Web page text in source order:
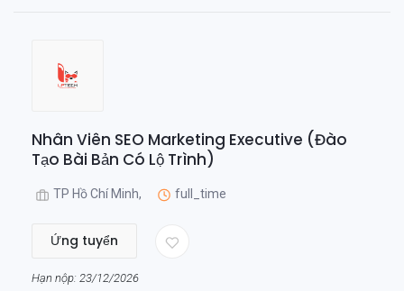
Nhân Viên SEO Marketing Executive (Đào
Tạo Bài Bản Có Lộ Trình)
TP Hồ Chí Minh, full_time
Ứng tuyển
Hạn nộp: 23/12/2026